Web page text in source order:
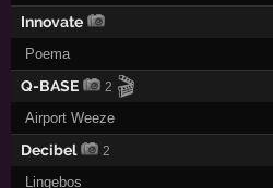
Innovate
Poema
Q-BASE 2 🎬
Airport Weeze
Decibel 2
Lingebos